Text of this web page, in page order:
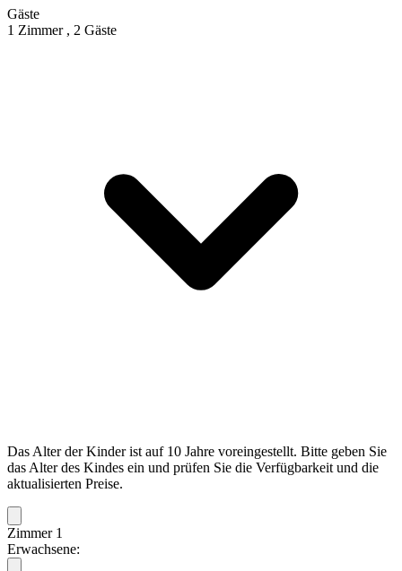
Gäste
1 Zimmer , 2 Gäste
Das Alter der Kinder ist auf 10 Jahre voreingestellt. Bitte geben Sie
das Alter des Kindes ein und prüfen Sie die Verfügbarkeit und die
aktualisierten Preise.
Zimmer 1
Erwachsene: